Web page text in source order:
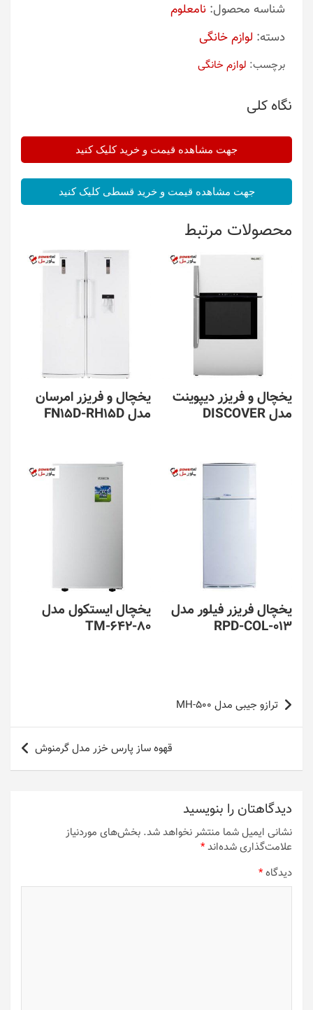
شناسه محصول: نامعلوم
دسته: لوازم خانگی
برچسب: لوازم خانگی
نگاه کلی
جهت مشاهده قیمت و خرید کلیک کنید
جهت مشاهده قیمت و خرید قسطی کلیک کنید
محصولات مرتبط
یخچال و فریزر دیپوینت
مدل DISCOVER
یخچال و فریزر امرسان
مدل FN15D-RH15D
یخچال فریزر فیلور مدل
RPD-COL-013
یخچال ایستکول مدل
TM-642-80
راهبری
نوشته
ترازو جیبی مدل MH-500
قهوه ساز پارس خزر مدل گرمنوش
دیدگاهتان را بنویسید
نشانی ایمیل شما منتشر نخواهد شد. بخش‌های موردنیاز
علامت‌گذاری شده‌اند*
دیدگاه*